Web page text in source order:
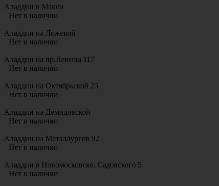
Аладдин в Макси
Нет в наличии
Аладдин на Ложевой
Нет в наличии
Аладдин на пр.Ленина 117
Нет в наличии
Аладдин на Октябрьской 25
Нет в наличии
Аладдин на Демидовской
Нет в наличии
Аладдин на Металлургов 92
Нет в наличии
Аладдин в Новомосковске. Садовского 5
Нет в наличии